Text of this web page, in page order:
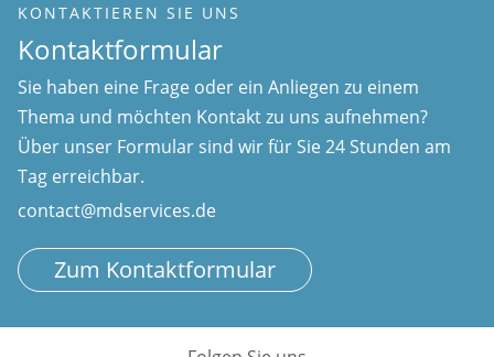
KONTAKTIEREN SIE UNS
Kontaktformular
Sie haben eine Frage oder ein Anliegen zu einem
Thema und möchten Kontakt zu uns aufnehmen?
Über unser Formular sind wir für Sie 24 Stunden am
Tag erreichbar.
contact@mdservices.de
Zum Kontaktformular